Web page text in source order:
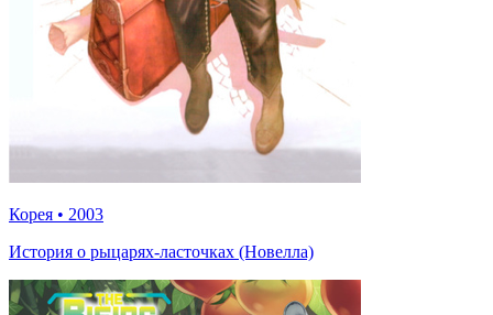
Корея • 2003
История о рыцарях-ласточках (Новелла)